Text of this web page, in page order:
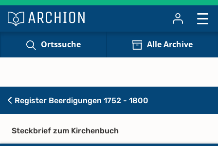
Ortssuche Alle Archive
Register Beerdigungen 1752 - 1800
Steckbrief zum Kirchenbuch